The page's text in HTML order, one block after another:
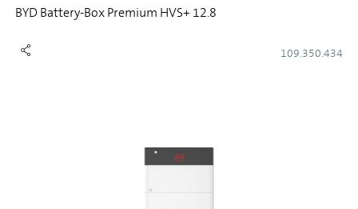
BYD Battery-Box Premium HVS+ 12.8
109.350.434